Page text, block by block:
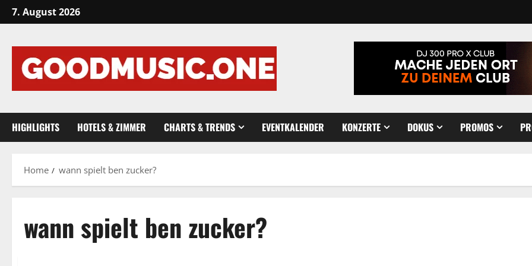
Skip
to
7. August 2026
HIGHLIGHTS HOTELS & ZIMMER CHARTS & TRENDS EVENTKALENDER KONZERTE DOKUS PROMOS
Home wann spielt ben zucker?
wann spielt ben zucker?